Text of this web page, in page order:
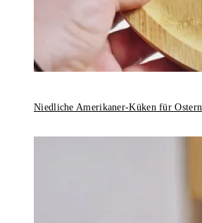
Niedliche Amerikaner-Küken für Ostern